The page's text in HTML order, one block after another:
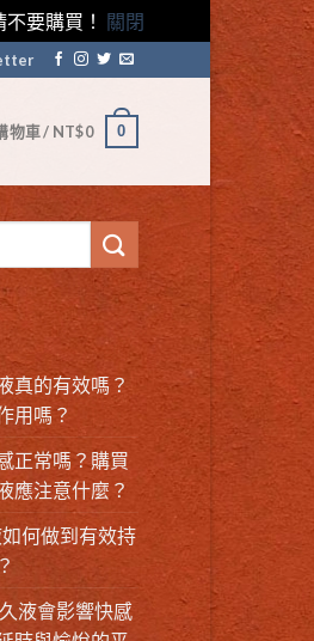
要購買！ 關閉
物車 / NT$0 0
真的有效嗎？
用嗎？
正常嗎？購買
應注意什麼？
何做到有效持
液會影響快感